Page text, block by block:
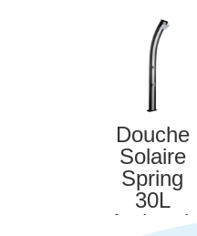
Douche
Solaire
Spring
30L
Anthracit